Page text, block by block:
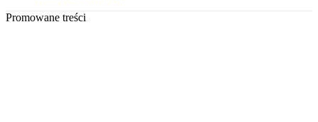
Promowane treści